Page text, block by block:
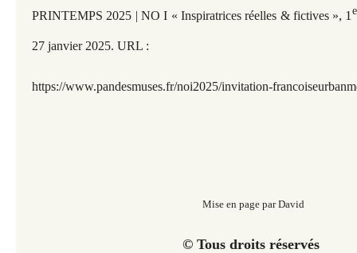
PRINTEMPS 2025 | NO I « Inspiratrices réelles & fictives », 1
27 janvier 2025. URL :
https://www.pandesmuses.fr/noi2025/invitation-
Mise en page par David
© Tous droits réservés